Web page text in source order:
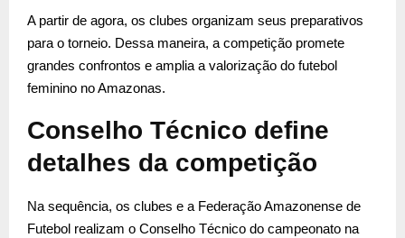
A partir de agora, os clubes organizam seus preparativos
para o torneio. Dessa maneira, a competição promete
grandes confrontos e amplia a valorização do futebol
feminino no Amazonas.
Conselho Técnico define
detalhes da competição
Na sequência, os clubes e a Federação Amazonense de
Futebol realizam o Conselho Técnico do campeonato na